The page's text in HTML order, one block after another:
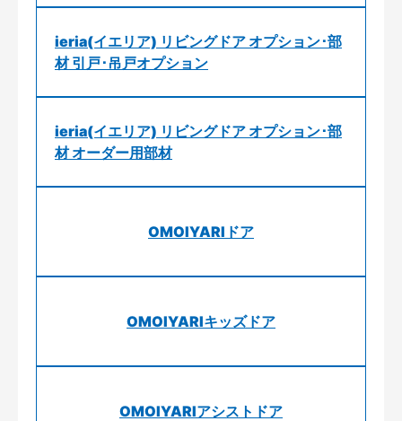
ieria(イエリア) リビングドア オプション･部
材 引戸･吊戸オプション
ieria(イエリア) リビングドア オプション･部
材 オーダー用部材
OMOIYARIドア
OMOIYARIキッズドア
OMOIYARIアシストドア